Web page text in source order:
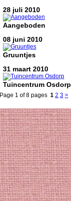
28 juli 2010
Aangeboden
08 juni 2010
Gruuntjes
31 maart 2010
Tuincentrum Osdorp
Page 1 of 8 pages 1 2 3 >